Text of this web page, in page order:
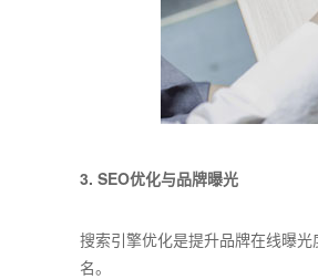
3. SEO优化与品牌曝光
搜索引擎优化是提升品牌在线曝
名。